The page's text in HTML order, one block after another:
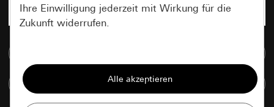
Artikel vergleichen
Ihre Einwilligung jederzeit mit Wirkung für die
Zukunft widerrufen.
Alle Cookies, die wir benötigen um Ihnen die
Seite anzeigen zu können.